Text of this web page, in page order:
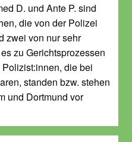
D. und Ante P. sind
die von der Polizei
zwei von nur sehr
zu Gerichtsprozessen
die bei
standen bzw. stehen
und Dortmund vor